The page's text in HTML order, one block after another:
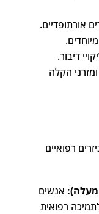
אורתופדיים.
דיבור.
הקלה
רפואיים
אנשים
רפואית